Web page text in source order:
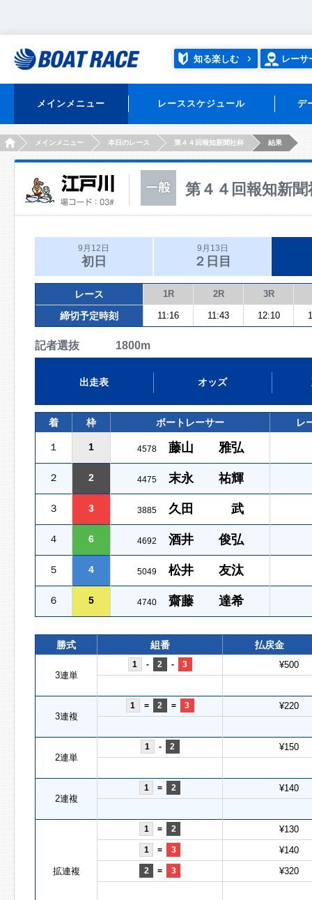
知る楽しむ レーサ
メインメニュー レーススケジュール デ
HOMEメインメニュー 本日のレース 第４４回報知新聞社杯 結果
第４４回報知新聞
9月12日
初日
9月13日
２日目
レース 1R 2R 3R
締切予定時刻 11:16 11:43 12:10
記者選抜 1800m
出走表 オッズ
着 枠 ボートレーサー レ
１ 1 4578 藤山 雅弘
２ 2 4475 末永 祐輝
３ 3 3885 久田 武
４ 6 4692 酒井 俊弘
５ 4 5049 松井 友汰
６ 5 4740 齋藤 達希
勝式 組番 払戻金
3連単
1 - 2 - 3 ¥500
3連複
1 = 2 = 3 ¥220
2連単
1 - 2 ¥150
2連複
1 = 2 ¥140
拡連複
1 = 2 ¥130
1 = 3 ¥140
2 = 3 ¥320